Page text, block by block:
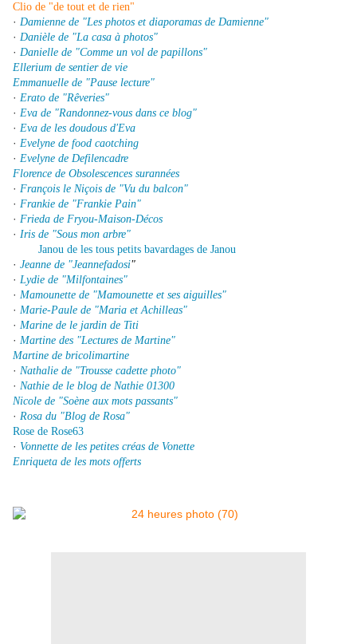
Clio de "de tout et de rien"
· Damienne de "Les photos et diaporamas de Damienne"
· Danièle de "La casa à photos"
· Danielle de "Comme un vol de papillons"
Ellerium de sentier de vie
Emmanuelle de "Pause lecture"
· Erato de "Rêveries"
· Eva de "Randonnez-vous dans ce blog"
· Eva de les doudous d'Eva
· Evelyne de food caotching
· Evelyne de Defilencadre
Florence de Obsolescences surannées
· François le Niçois de "Vu du balcon"
· Frankie de "Frankie Pain"
· Frieda de Fryou-Maison-Décos
· Iris de "Sous mon arbre"
Janou de les tous petits bavardages de Janou
· Jeanne de "Jeannefadosi"
· Lydie de "Milfontaines"
· Mamounette de "Mamounette et ses aiguilles"
· Marie-Paule de "Maria et Achilleas"
· Marine de le jardin de Titi
· Martine des "Lectures de Martine"
Martine de bricolimartine
· Nathalie de "Trousse cadette photo"
· Nathie de le blog de Nathie 01300
Nicole de "Soène aux mots passants"
· Rosa du "Blog de Rosa"
Rose de Rose63
· Vonnette de les petites créas de Vonette
Enriqueta de les mots offerts